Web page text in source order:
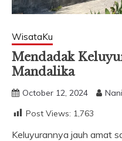
WisataKu
Mendadak
Mandalika
October 12, 2024
Post Views: 1,763
Keluyurannya jauh amat